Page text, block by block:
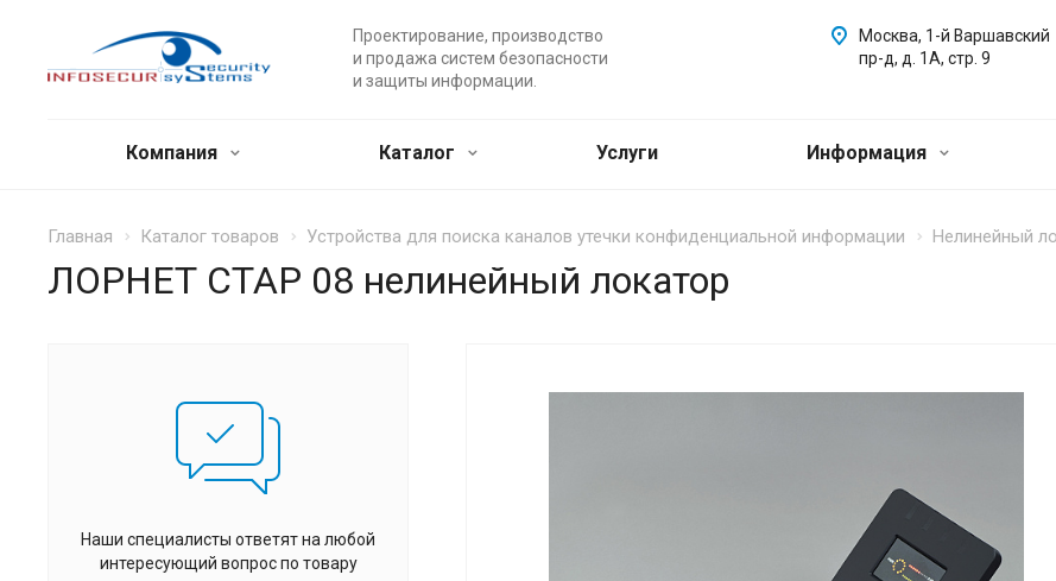
Проектирование, производство
и продажа систем безопасности
и защиты информации.
Москва, 1-й Варшавский
пр-д, д. 1А, стр. 9
Компания Каталог Услуги Информация
Главная Каталог товаров Устройства для поиска каналов утечки конфиденциальной информации Нелинейный
ЛОРНЕТ СТАР 08 нелинейный локатор
Наши специалисты ответят на любой
интересующий вопрос по товару